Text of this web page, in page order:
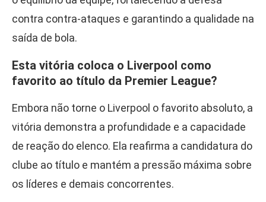
contra contra-ataques e garantindo a qualidade na
saída de bola.
Esta vitória coloca o Liverpool como
favorito ao título da Premier League?
Embora não torne o Liverpool o favorito absoluto, a
vitória demonstra a profundidade e a capacidade
de reação do elenco. Ela reafirma a candidatura do
clube ao título e mantém a pressão máxima sobre
os líderes e demais concorrentes.